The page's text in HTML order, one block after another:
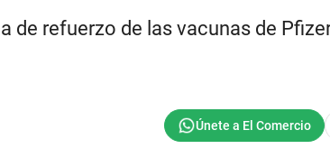
de refuerzo de las vacunas de